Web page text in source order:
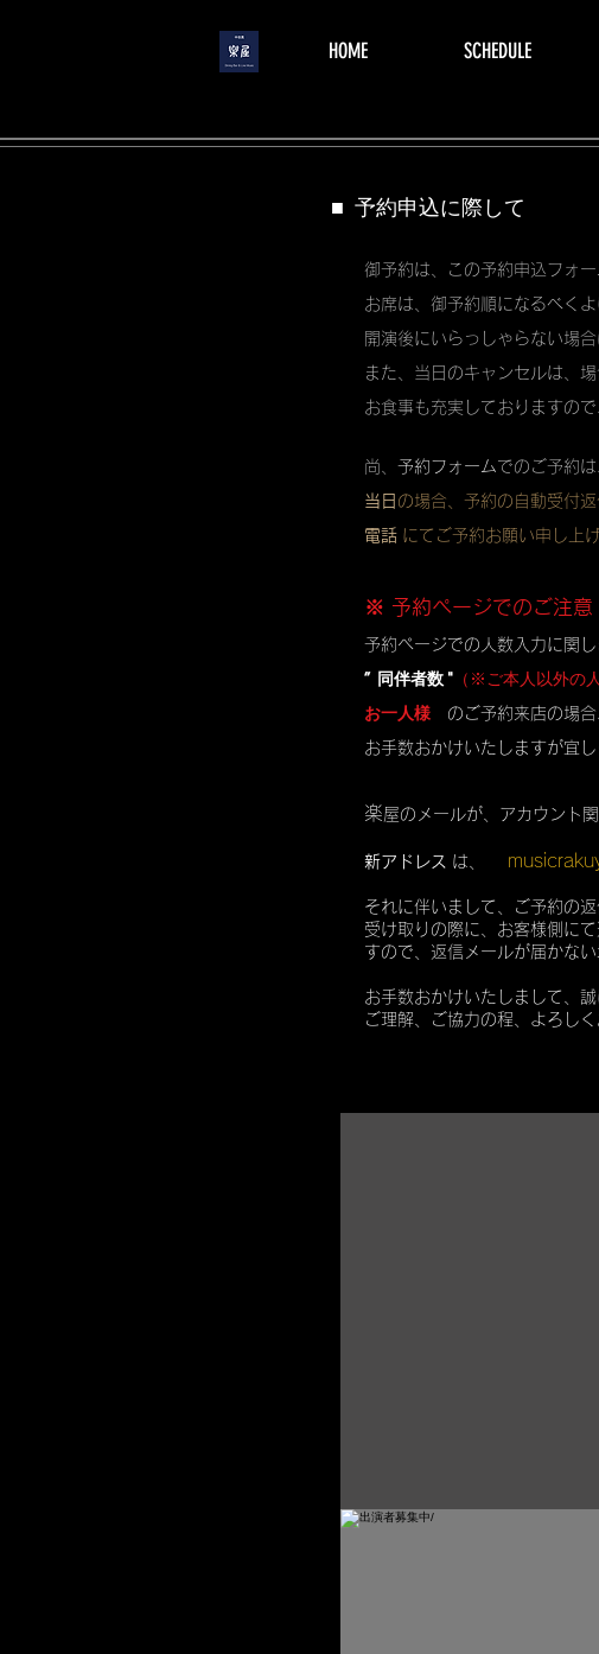
menu HOME SCHEDULE
■ 予約申込に際して
御予約は、この予約申込フォ
お席は、御予約順になるべく
開演後にいらっしゃらない場
また、当日のキャンセルは、
お食事も充実しておりますの
尚、 予約フォームでのご予約
当日 の場合、予約の自動受付
電話 にてご予約お願い申し上げ
※ 予約ページでのご注意
予約ページでの人数入力に関
” 同伴者数 " （※ご本人以外の人
お一人様 のご予約来店の場
お手数おかけいたしますが宜
楽屋のメールが、アカウント
新アドレス は、
それに伴いまして、ご予約の
受け取りの際に、お客様側に
すので、返信メールが届かな
お手数おかけいたしまして、
ご理解、ご協力の程、よろし